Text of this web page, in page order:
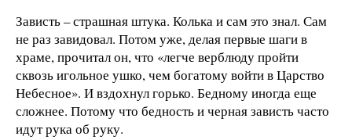
Зависть – страшная штука. Колька и сам это знал. Сам
не раз завидовал. Потом уже, делая первые шаги в
храме, прочитал он, что «легче верблюду пройти
сквозь игольное ушко, чем богатому войти в Царство
Небесное». И вздохнул горько. Бедному иногда еще
сложнее. Потому что бедность и черная зависть часто
идут рука об руку.